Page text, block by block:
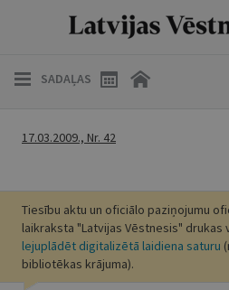
SADAĻAS
17.03.2009., Nr. 42
Tiesību aktu un oficiālo paziņojumu
laikraksta "Latvijas Vēstnesis" drukas
lejuplādēt digitalizētā laidiena saturu
bibliotēkas krājuma).